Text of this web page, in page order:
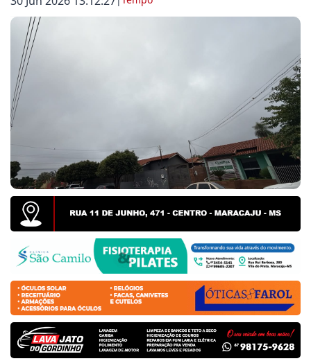
em drones cresce 146% em Mato Grosso
destaca importância da dança na formação de
Povo pede limpeza de terrenos do Polo
Guilhermina: Vereador Joãozinho Rocha
Jogos Abertos de Mato Grosso do Sul é